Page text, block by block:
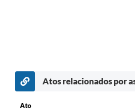
Atos relacionados por
Ato